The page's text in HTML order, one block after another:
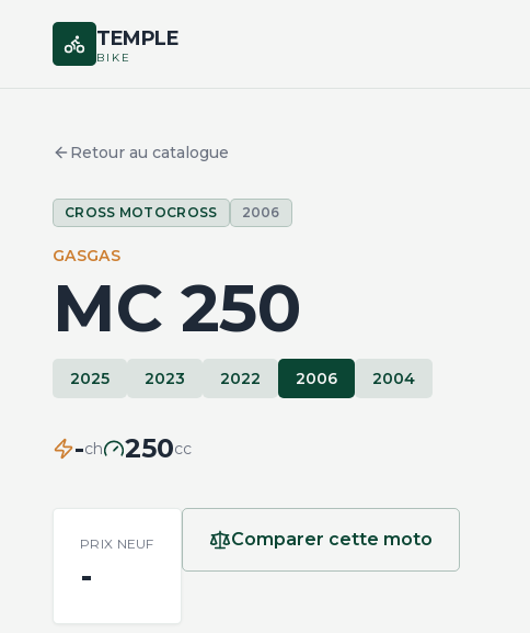
TEMPLE
BIKE
Retour au catalogue
CROSS MOTOCROSS 2006
GASGAS
MC 250
2025 2023 2022 2006 2004
-ch 250cc
PRIX NEUF
-
Comparer cette moto